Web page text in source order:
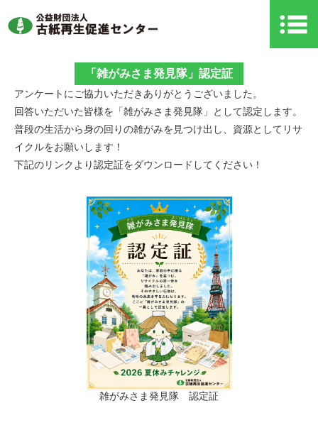
「雑がみさま発見隊」認定証
アンケートにご協力いただきありがとうございました。
回答いただいた皆様を「雑がみさま発見隊」として認定します。
普段の生活から身の回りの雑がみを見つけ出し、資源としてリサ
イクルをお願いします！
下記のリンクより認定証をダウンロードしてください！
雑がみさま発見隊 認定証